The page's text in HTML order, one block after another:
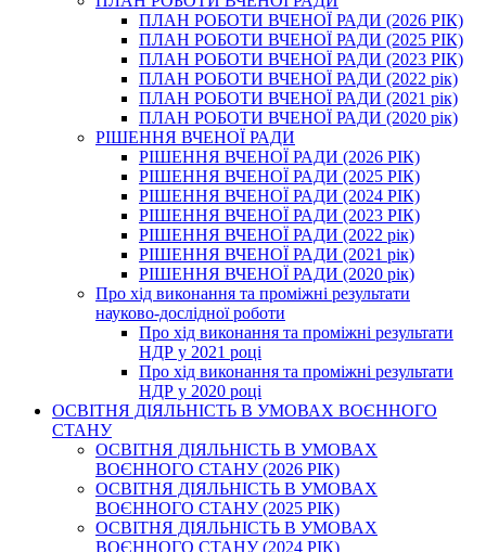
ПЛАН РОБОТИ ВЧЕНОЇ РАДИ (2026 РІК)
ПЛАН РОБОТИ ВЧЕНОЇ РАДИ (2025 РІК)
ПЛАН РОБОТИ ВЧЕНОЇ РАДИ (2023 РІК)
ПЛАН РОБОТИ ВЧЕНОЇ РАДИ (2022 рік)
ПЛАН РОБОТИ ВЧЕНОЇ РАДИ (2021 рік)
ПЛАН РОБОТИ ВЧЕНОЇ РАДИ (2020 рік)
РІШЕННЯ ВЧЕНОЇ РАДИ
РІШЕННЯ ВЧЕНОЇ РАДИ (2026 РІК)
РІШЕННЯ ВЧЕНОЇ РАДИ (2025 РІК)
РІШЕННЯ ВЧЕНОЇ РАДИ (2024 РІК)
РІШЕННЯ ВЧЕНОЇ РАДИ (2023 РІК)
РІШЕННЯ ВЧЕНОЇ РАДИ (2022 рік)
РІШЕННЯ ВЧЕНОЇ РАДИ (2021 рік)
РІШЕННЯ ВЧЕНОЇ РАДИ (2020 рік)
Про хід виконання та проміжні результати
науково-дослідної роботи
Про хід виконання та проміжні результати
НДР у 2021 році
Про хід виконання та проміжні результати
НДР у 2020 році
ОСВІТНЯ ДІЯЛЬНІСТЬ В УМОВАХ ВОЄННОГО
СТАНУ
ОСВІТНЯ ДІЯЛЬНІСТЬ В УМОВАХ
ВОЄННОГО СТАНУ (2026 РІК)
ОСВІТНЯ ДІЯЛЬНІСТЬ В УМОВАХ
ВОЄННОГО СТАНУ (2025 РІК)
ОСВІТНЯ ДІЯЛЬНІСТЬ В УМОВАХ
ВОЄННОГО СТАНУ (2024 РІК)